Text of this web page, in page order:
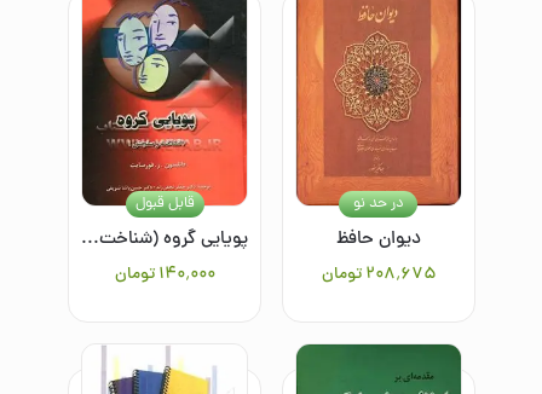
دیوان حافظ
۲۰۸٬۶۷۵ تومان
در حد نو
پویایی گروه (شناخت و سنجش)
۱۴۰٬۰۰۰ تومان
قابل قبول